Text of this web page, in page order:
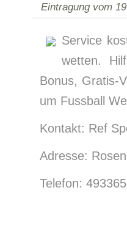
Eintragung vom
Service
wetten.
Bonus, Gratis-
um Fussball
Kontakt: Ref
Adresse:
Telefon: